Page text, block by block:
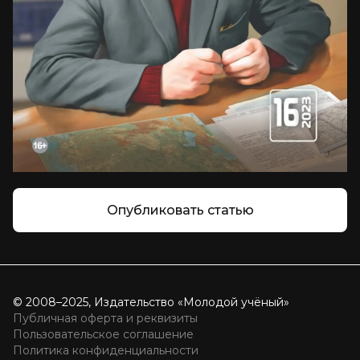
Опубликовать статью
© 2008–2025, Издательство «Молодой учёный»
Публичная оферта и реквизиты
Пользовательское соглашение
Политика конфиденциальности